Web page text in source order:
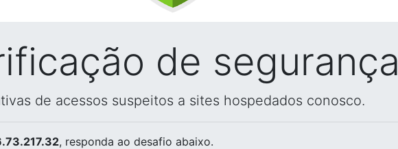
de segurança
de acessos suspeitos a sites hospedados conosco.
, responda ao desafio abaixo.